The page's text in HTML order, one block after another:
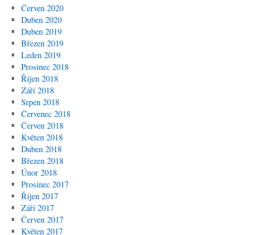
Červen 2020
Duben 2020
Duben 2019
Březen 2019
Leden 2019
Prosinec 2018
Říjen 2018
Září 2018
Srpen 2018
Červenec 2018
Červen 2018
Květen 2018
Duben 2018
Březen 2018
Únor 2018
Prosinec 2017
Říjen 2017
Září 2017
Červen 2017
Květen 2017